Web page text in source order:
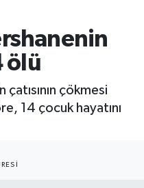
ölü
çökmesi
14 çocuk hayatını